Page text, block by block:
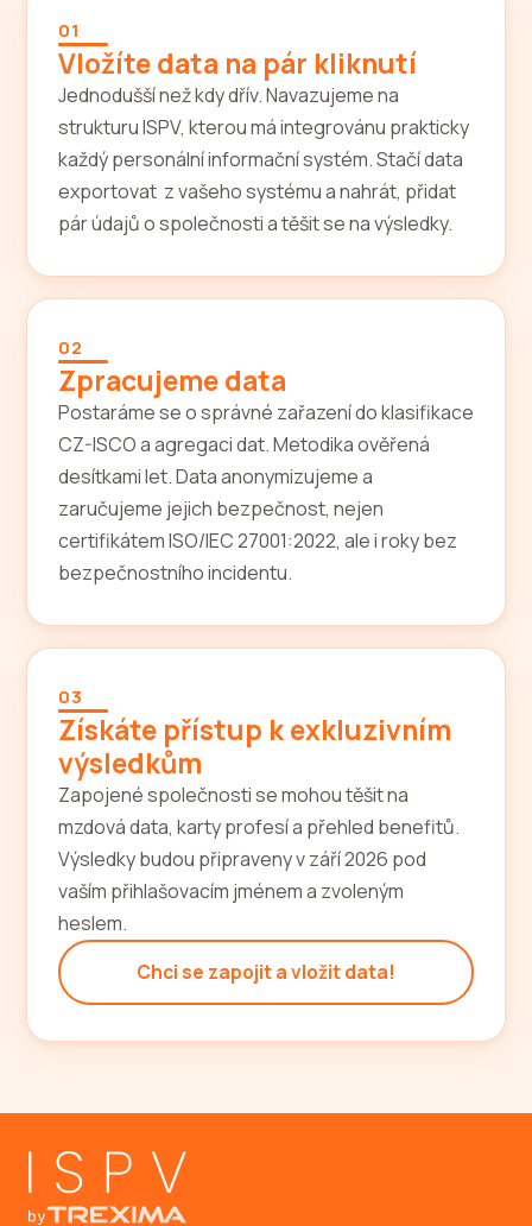
01
Vložíte data na pár kliknutí
Jednodušší než kdy dřív. Navazujeme na
strukturu ISPV, kterou má integrovánu prakticky
každý personální informační systém. Stačí data
exportovat z vašeho systému a nahrát, přidat
pár údajů o společnosti a těšit se na výsledky.
02
Zpracujeme data
Postaráme se o správné zařazení do klasifikace
CZ-ISCO a agregaci dat. Metodika ověřená
desítkami let. Data anonymizujeme a
zaručujeme jejich bezpečnost, nejen
certifikátem ISO/IEC 27001:2022, ale i roky bez
bezpečnostního incidentu.
03
Získáte přístup k exkluzivním
výsledkům
Zapojené společnosti se mohou těšit na
mzdová data, karty profesí a přehled benefitů.
Výsledky budou připraveny v září 2026 pod
vaším přihlašovacím jménem a zvoleným
heslem.
Chci se zapojit a vložit data!